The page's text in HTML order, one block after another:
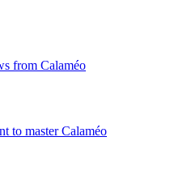
from Calaméo
to master Calaméo